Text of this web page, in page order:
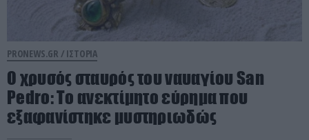
PRONEWS.GR / ΙΣΤΟΡΙΑ
Ο χρυσός σταυρός του ναυαγίου San
Pedro: Το ανεκτίμητο εύρημα που
εξαφανίστηκε μυστηριωδώς